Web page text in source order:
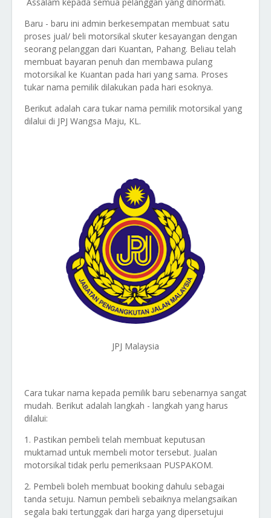
Baru - baru ini admin berkesempatan membuat satu
proses jual/ beli motorsikal skuter kesayangan dengan
seorang pelanggan dari Kuantan, Pahang. Beliau telah
membuat bayaran penuh dan membawa pulang
motorsikal ke Kuantan pada hari yang sama. Proses
tukar nama pemilik dilakukan pada hari esoknya.
Berikut adalah cara tukar nama pemilik motorsikal yang
dilalui di JPJ Wangsa Maju, KL.
JPJ Malaysia
Cara tukar nama kepada pemilik baru sebenarnya sangat
mudah. Berikut adalah langkah - langkah yang harus
dilalui:
1. Pastikan pembeli telah membuat keputusan
muktamad untuk membeli motor tersebut. Jualan
motorsikal tidak perlu pemeriksaan PUSPAKOM.
2. Pembeli boleh membuat booking dahulu sebagai
tanda setuju. Namun pembeli sebaiknya melangsaikan
segala baki tertunggak dari harga yang dipersetujui